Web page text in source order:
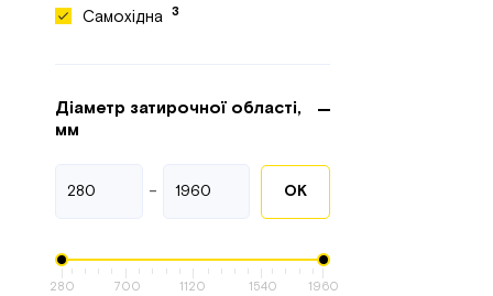
Самохідна 3
Діаметр затирочної області,
мм
- ОК
280 700 1120 1540 1960